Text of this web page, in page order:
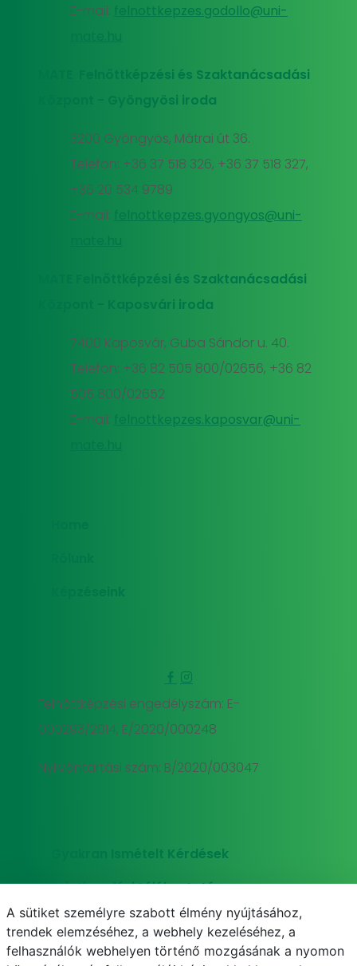
E-mail:
felnottkepzes.godollo@uni-
MATE Felnőttképzési és Szaktanácsadási
Központ - Gyöngyösi iroda
3200 Gyöngyös, Mátrai út 36.
Telefon: +36 37 518 326, +36 37 518 327,
+36 20 534 9789
E-mail:
felnottkepzes.gyongyos@uni-
MATE Felnőttképzési és Szaktanácsadási
Központ - Kaposvári iroda
7400 Kaposvár, Guba Sándor u. 40.
Telefon: +36 82 505 800/02656, +36 82
505 800/02652
E-mail:
felnottkepzes.kaposvar@uni-
Felnőttképzési engedélyszám: E-
000293/2014, E/2020/000248
Nyilvántartási szám: B/2020/003047
Gyakran Ismételt Kérdések
Adatkezelési tájékoztató
Süti (cookie) tájékoztató
A sütiket személyre szabott élmény nyújtásához,
trendek elemzéséhez, a webhely kezeléséhez, a
felhasználók webhelyen történő mozgásának a nyomon